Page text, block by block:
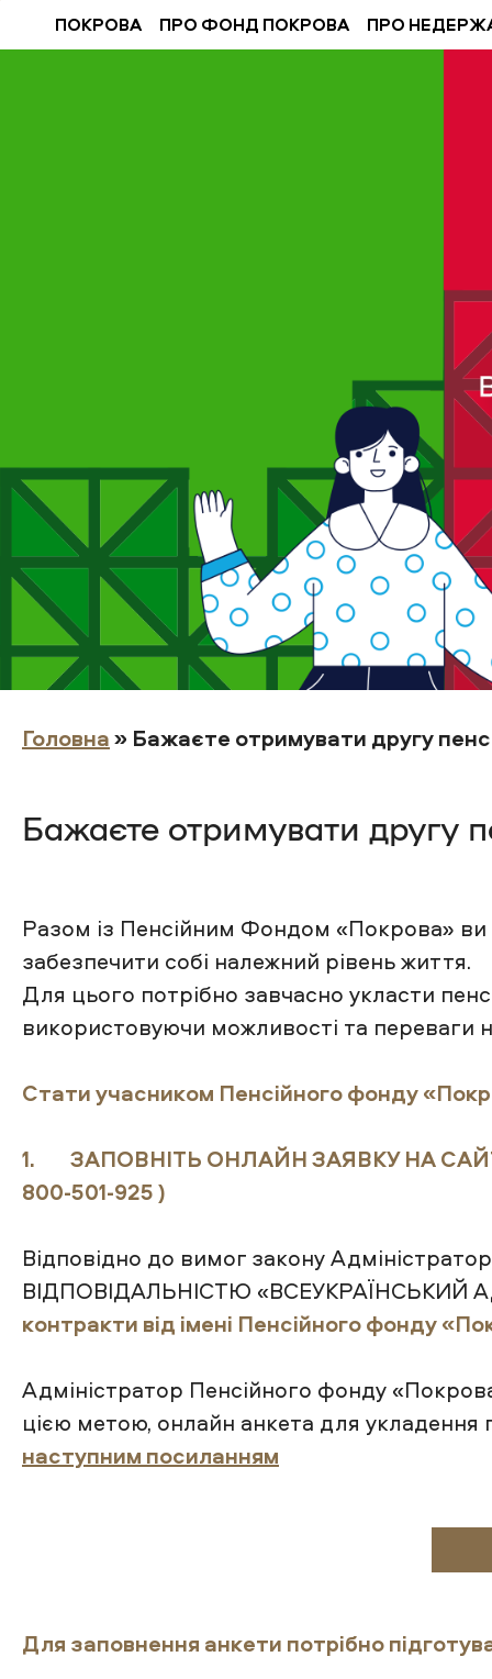
ПОКРОВА ПРО ФОНД ПОКРОВА ПРО
Головна» Бажаєте отримувати другу
Бажаєте отримувати другу
Разом із Пенсійним Фондом «Покрова» ви
забезпечити собі належний рівень життя.
Для цього потрібно завчасно укласти
використовуючи можливості та переваги
Стати учасником Пенсійного фонду
1. ЗАПОВНІТЬ ОНЛАЙН ЗАЯВКУ НА САЙТІ
800-501-925 )
Відповідно до вимог закону
ВІДПОВІДАЛЬНІСТЮ «ВСЕУКРАЇНСЬКИЙ
контракти від імені Пенсійного фонду
Адміністратор Пенсійного фонду
цією метою, онлайн анкета для укладення
наступним посиланням
Для заповнення анкети потрібно